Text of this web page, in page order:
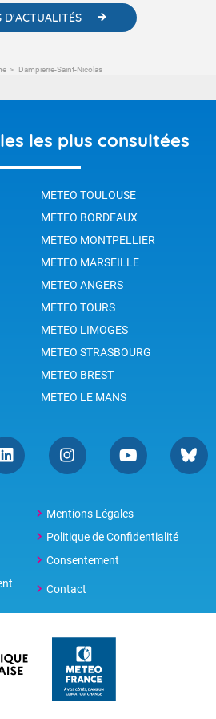
D'ACTUALITÉS
Dampierre-Saint-Nicolas
les plus consultées
METEO TOULOUSE
METEO BORDEAUX
METEO MONTPELLIER
METEO MARSEILLE
METEO ANGERS
METEO TOURS
METEO LIMOGES
METEO STRASBOURG
METEO BREST
METEO LE MANS
Mentions Légales
Politique de Confidentialité
Consentement
Contact